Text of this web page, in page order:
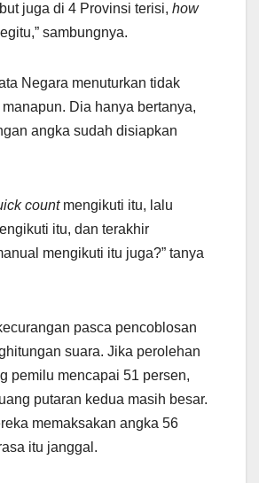
juga di 4 Provinsi terisi, how
sambungnya.
Negara menuturkan tidak
Dia hanya bertanya,
angka sudah disiapkan
countmengikuti itu, lalu
itu, dan terakhir
mengikuti itu juga?” tanya
pasca pencoblosan
suara. Jika perolehan
pemilu mencapai 51 persen,
putaran kedua masih besar.
memaksakan angka 56
itu janggal.